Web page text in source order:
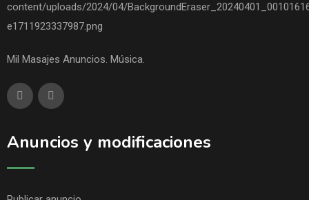
Mil Masajes Anuncios. Música.
Anuncios y modificaciones